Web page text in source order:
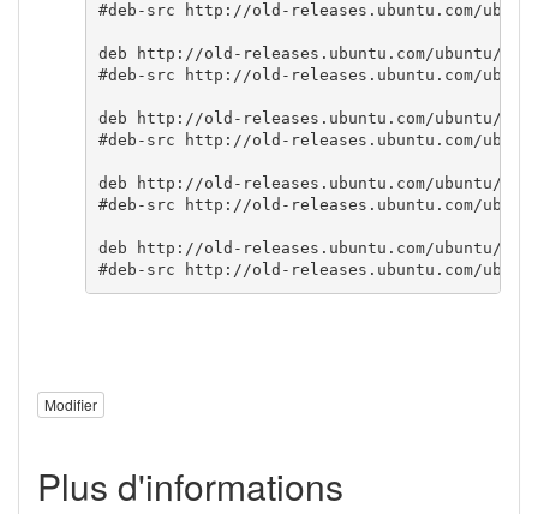
#deb-src http://old-releases.ubuntu.com/
deb http://old-releases.ubuntu.com/ubuntu/
#deb-src http://old-releases.ubuntu.com/
deb http://old-releases.ubuntu.com/ubuntu/
#deb-src http://old-releases.ubuntu.com/
deb http://old-releases.ubuntu.com/ubuntu/
#deb-src http://old-releases.ubuntu.com/
deb http://old-releases.ubuntu.com/ubuntu/
#deb-src http://old-releases.ubuntu.com/
Modifier
Plus d'informations